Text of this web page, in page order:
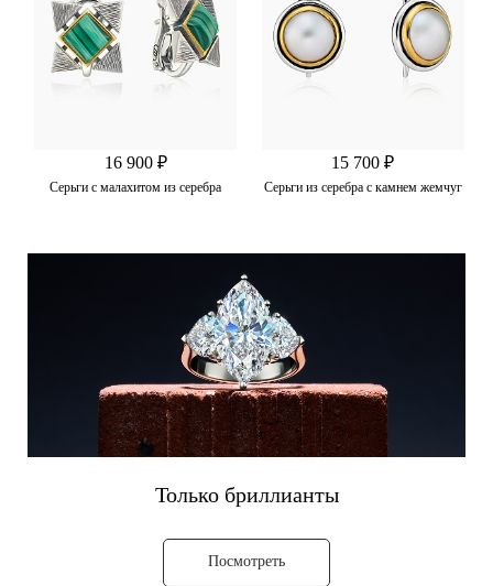
16 900 ₽
Серьги с малахитом из серебра
15 700 ₽
Серьги из серебра с камнем жемчуг
Только бриллианты
Посмотреть